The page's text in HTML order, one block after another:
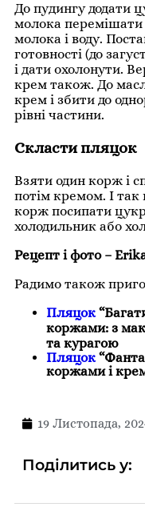
До пудингу додати
молока перемішати
молока і воду.
готовності (до
і дати охолонути.
крем також. До
крем і збити до
рівні частини.
Скласти пляцок
Взяти один корж і
потім кремом. І так
корж посипати
холодильник або
Рецепт і фото –
Радимо також
Пляцок
коржами: з
та курагою
Пляцок
коржами і
19 Листопада,
Поділитись у: